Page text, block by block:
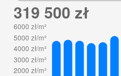
319 500 zł